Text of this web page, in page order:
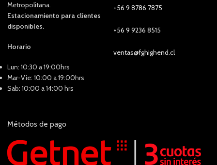
Metropolitana.
Estacionamiento para clientes
disponibles.
Horario
Lun: 10:30 a 19:00hrs
Mar-Vie: 10:00 a 19:00hrs
Sab: 10:00 a 14:00 hrs
+56 9 8786 7875
+56 9 9236 8515
ventas@fghighend.cl
Métodos de pago